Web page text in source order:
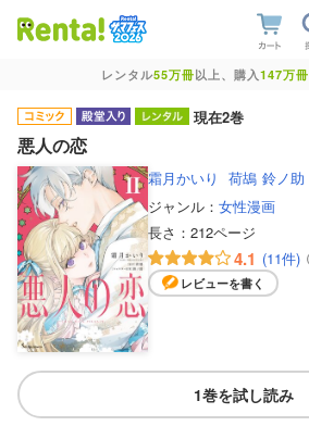
レンタル55万冊以上、購入147万冊
現在2巻
悪人の恋
霜月かいり 荷鴣 鈴ノ助
ジャンル： 女性漫画
長さ： 212ページ
4.1 (11件)
レビューを書く
1巻を試し読み